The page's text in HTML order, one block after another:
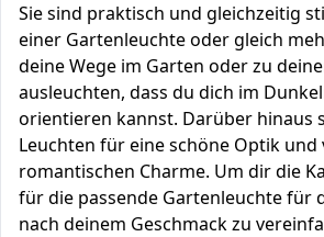
Sie sind praktisch und gleichzeitig
einer Gartenleuchte oder gleich
deine Wege im Garten oder zu
ausleuchten, dass du dich im
orientieren kannst. Darüber hinaus
Leuchten für eine schöne Optik
romantischen Charme. Um dir die
für die passende Gartenleuchte für
nach deinem Geschmack zu